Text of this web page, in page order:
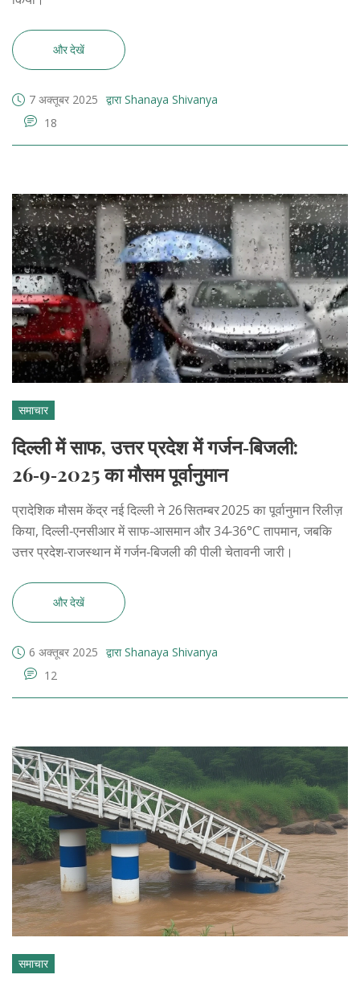
और देखें
7 अक्तूबर 2025 द्वारा Shanaya Shivanya
18
समाचार
दिल्ली में साफ, उत्तर प्रदेश में गर्जन‑बिजली:
26‑9‑2025 का मौसम पूर्वानुमान
प्रादेशिक मौसम केंद्र नई दिल्ली ने 26 सितम्बर 2025 का पूर्वानुमान रिलीज़
किया, दिल्ली‑एनसीआर में साफ‑आसमान और 34‑36°C तापमान, जबकि
उत्तर प्रदेश‑राजस्थान में गर्जन‑बिजली की पीली चेतावनी जारी।
और देखें
6 अक्तूबर 2025 द्वारा Shanaya Shivanya
12
समाचार